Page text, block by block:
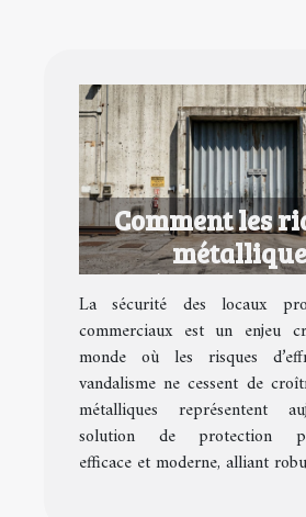
Comment les
sécurité des
La sécurité des locaux
commerciaux est un enjeu
monde où les risques
vandalisme ne cessent de
métalliques représentent
solution de protection
efficace et moderne, alliant